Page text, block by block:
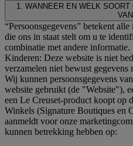
1. WANNEER EN WELK
“Persoonsgegevens” betekent
die ons in staat stelt om u te
combinatie met andere informatie.
Kinderen: Deze website is niet
verzamelen niet bewust
Wij kunnen persoonsgegevens
website gebruikt (de "Website"),
een Le Creuset-product koopt op
Winkels (Signature Boutiques en
aanmeldt voor onze
kunnen betrekking hebben op: